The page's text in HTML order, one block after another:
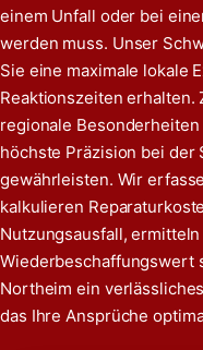
einem Unfall oder bei
werden muss. Unser
Sie eine maximale lokale
Reaktionszeiten
regionale
höchste Präzision bei der
gewährleisten. Wir
kalkulieren
Nutzungsausfall,
Wiederbeschaffungswert
Northeim ein
das Ihre Ansprüche